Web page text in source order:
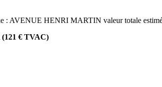
: AVENUE HENRI MARTIN valeur totale
(121 € TVAC)